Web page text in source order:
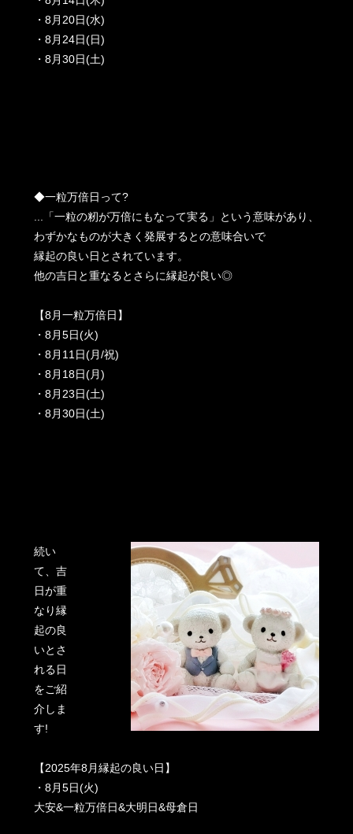
・8月20日(水)
・8月24日(日)
・8月30日(土)
◆一粒万倍日って?
...「一粒の籾が万倍にもなって実る」という意味があり、
わずかなものが大きく発展するとの意味合いで
縁起の良い日とされています。
他の吉日と重なるとさらに縁起が良い◎
【8月一粒万倍日】
・8月5日(火)
・8月11日(月/祝)
・8月18日(月)
・8月23日(土)
・8月30日(土)
続い
て、吉
日が重
なり縁
起の良
いとさ
れる日
をご紹
介しま
す!
【2025年8月縁起の良い日】
・8月5日(火)
大安&一粒万倍日&大明日&母倉日